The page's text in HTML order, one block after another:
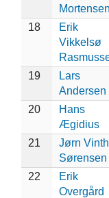
Mortensen
18
Erik
Vikkelsø
19
Lars
Andersen
20
Hans
Ægidius
21
Jørn
Sørensen
22
Erik
Overgård